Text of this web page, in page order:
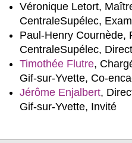
Véronique Letort,
CentraleSupélec,
Paul-Henry Cournède,
CentraleSupélec,
Timothée Flutre,
Gif-sur-Yvette, Co-
Jérôme Enjalbert,
Gif-sur-Yvette, Invité